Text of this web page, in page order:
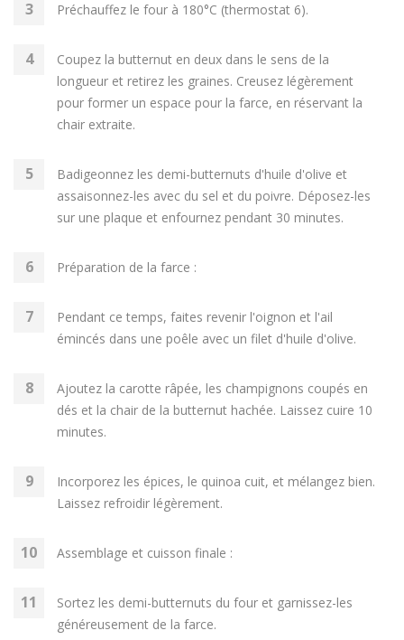
Préchauffez le four à 180°C (thermostat 6).
Coupez la butternut en deux dans le sens de la
longueur et retirez les graines. Creusez légèrement
pour former un espace pour la farce, en réservant la
chair extraite.
Badigeonnez les demi-butternuts d'huile d'olive et
assaisonnez-les avec du sel et du poivre. Déposez-les
sur une plaque et enfournez pendant 30 minutes.
Préparation de la farce :
Pendant ce temps, faites revenir l'oignon et l'ail
émincés dans une poêle avec un filet d'huile d'olive.
Ajoutez la carotte râpée, les champignons coupés en
dés et la chair de la butternut hachée. Laissez cuire 10
minutes.
Incorporez les épices, le quinoa cuit, et mélangez bien.
Laissez refroidir légèrement.
Assemblage et cuisson finale :
Sortez les demi-butternuts du four et garnissez-les
généreusement de la farce.